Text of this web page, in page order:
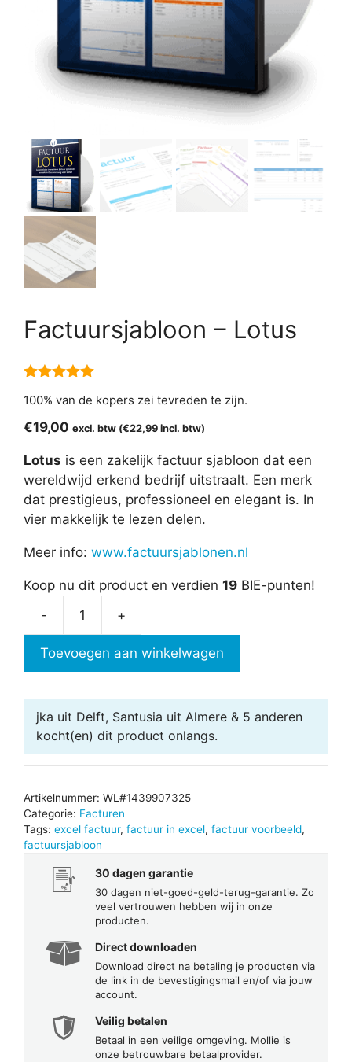
Factuursjabloon – Lotus
100% van de kopers zei tevreden te zijn.
€19,00 excl. btw (€22,99 incl. btw)
Lotus is een zakelijk factuur sjabloon dat een
wereldwijd erkend bedrijf uitstraalt. Een merk
dat prestigieus, professioneel en elegant is. In
vier makkelijk te lezen delen.
Meer info: www.factuursjablonen.nl
Koop nu dit product en verdien 19 BIE-punten!
-
Lotus
+
Toevoegen aan winkelwagen
jka uit Delft, Santusia uit Almere & 5 anderen
kocht(en) dit product onlangs.
Artikelnummer: WL#1439907325
Categorie: Facturen
Tags: excel factuur, factuur in excel, factuur voorbeeld,
factuursjabloon
30 dagen garantie
30 dagen niet-goed-geld-terug-garantie. Zo
veel vertrouwen hebben wij in onze
producten.
Direct downloaden
Download direct na betaling je producten via
de link in de bevestigingsmail en/of via jouw
account.
Veilig betalen
Betaal in een veilige omgeving. Mollie is
onze betrouwbare betaalprovider.